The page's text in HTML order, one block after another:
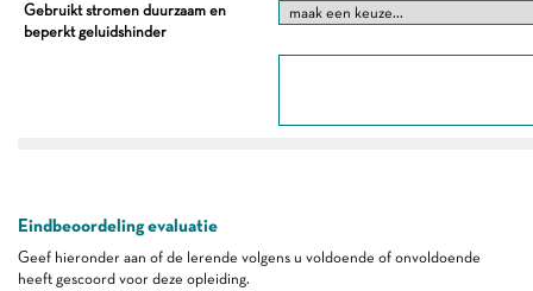
Gebruikt stromen duurzaam en
beperkt geluidshinder
Eindbeoordeling evaluatie
Geef hieronder aan of de lerende volgens u voldoende of onvoldoende
heeft gescoord voor deze opleiding.